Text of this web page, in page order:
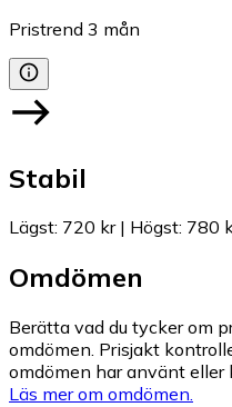
Pristrend 3 mån
Stabil
Lägst: 720 kr| Högst: 780
Omdömen
Berätta vad du tycker om
omdömen. Prisjakt
omdömen har använt
Läs mer om omdömen.